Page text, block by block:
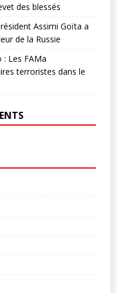
des blessés
Assimi Goïta a
de la Russie
Les FAMa
terroristes dans le